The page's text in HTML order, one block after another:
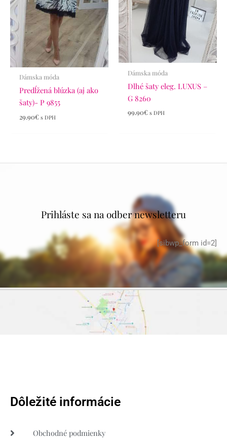
Dámska móda
Predĺžená blúzka (aj ako
šaty)- P 9855
29.90€ s DPH
Dámska móda
Dlhé šaty eleg. LUXUS –
G 8260
99.90€ s DPH
Prihláste sa na odber newsletteru
[sibwp_form id=2]
Dôležité informácie
Obchodné podmienky